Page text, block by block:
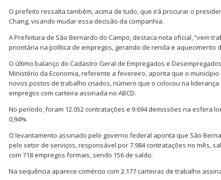
O prefeito ressalta também, acima de tudo, que irá procurar o
Chang, visando mudar essa decisão da companhia.
A Prefeitura de São Bernardo do Campo, destaca nota oficial, “vem
prioritária na política de empregos, gerando de renda e aquecimento
O último balanço do Cadastro Geral de Empregados e
Ministério da Economia, referente a fevereiro, aponta que o
novos postos de trabalho criados, número que o colocou na
empregos com carteira assinada no ABCD.
No período, foram 12.052 contratações e 9.694 demissões na esfera
0,94%.
O levantamento assinado pelo governo federal aponta que São
pelo setor de serviços, responsável por 7.984 contratações no mês,
com 718 empregos formais, sendo 156 de saldo.
Na sequência aparece comércio com 2.177 carteiras de trabalho